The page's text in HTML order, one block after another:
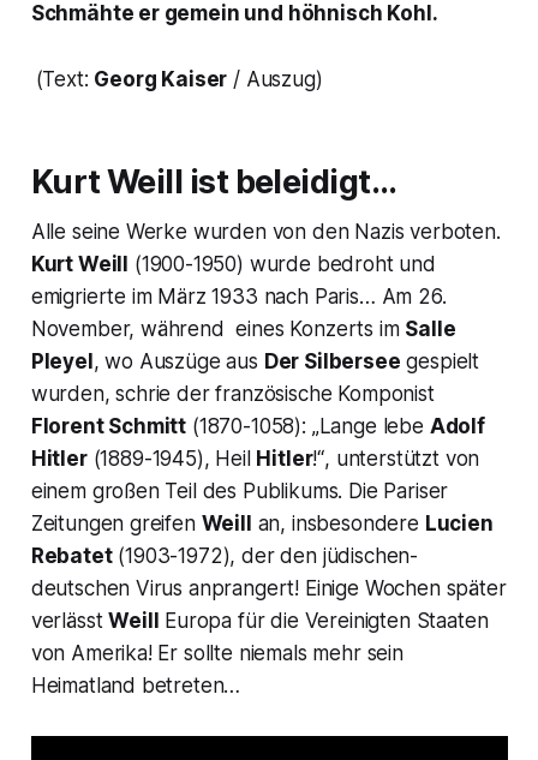
Schmähte er gemein und höhnisch Kohl.
(Text: Georg Kaiser / Auszug)
Kurt Weill ist beleidigt…
Alle seine Werke wurden von den Nazis verboten.
Kurt Weill
(1900-1950) wurde bedroht und
emigrierte im März 1933 nach Paris… Am 26.
November, während eines Konzerts im Salle
Pleyel , wo Auszüge aus Der Silbersee gespielt
wurden, schrie der französische Komponist
Florent Schmitt (1870-1058): „Lange lebe Adolf
Hitler (1889-1945), Heil Hitler!“, unterstützt von
einem großen Teil des Publikums. Die Pariser
Zeitungen greifen Weill an, insbesondere Lucien
Rebatet(1903-1972), der den jüdischen-
deutschen Virus anprangert! Einige Wochen später
verlässtWeill
Europa für die Vereinigten Staaten
von Amerika! Er sollte niemals mehr sein
Heimatland betreten…